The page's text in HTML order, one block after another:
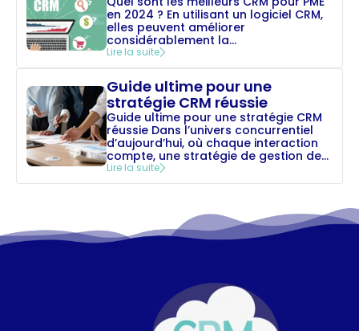
en 2024 ? En utilisant un logiciel CRM,
elles peuvent améliorer
considérablement la...
Lire la suite
Guide ultime pour une
stratégie CRM réussie
Guide ultime pour une stratégie CRM
réussie Dans l’univers concurrentiel
d’aujourd’hui, où chaque interaction
compte, une stratégie de gestion de...
Lire la suite